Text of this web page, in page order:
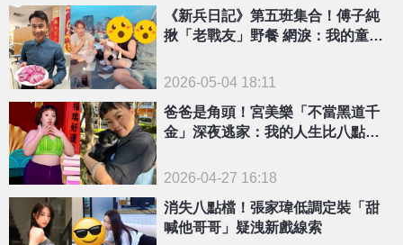
《新兵日記》第五班集合！傅子純
揪「老戰友」野餐 網淚：我的童年
2026-05-04 18:11
爸爸是角頭！宮美樂「不當黑道千
金」深夜逃家：我的人生比八點檔
2026-04-27 16:18
消失八點檔！張家瑋低調定裝「甜
喊他哥哥」疑洩新戲線索